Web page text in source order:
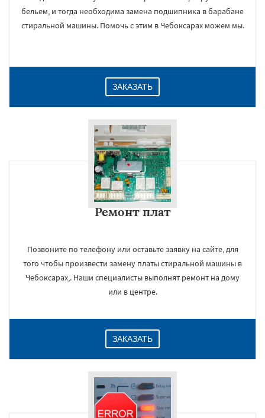
бельем, и тогда необходима замена подшипника в барабане
стиральной машины. Помочь с этим в Чебоксарах можем мы.
ЗАКАЗАТЬ
Ремонт плат
Позвоните по телефону или оставьте заявку на сайте, для
того чтобы произвести замену платы стиральной машины в
Чебоксарах,. Наши специалисты выполнят ремонт на дому
или в центре.
ЗАКАЗАТЬ